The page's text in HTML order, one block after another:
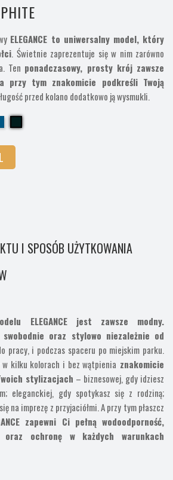
ELEGANCE to uniwersalny model, który
. Świetnie zaprezentuje się w nim zarówno
Ten ponadczasowy, prosty krój zawsze
przy tym znakomicie podkreśli Twoją
przed kolano dodatkowo ją wysmukli.
I SPOSÓB UŻYTKOWANIA
ELEGANCE jest zawsze modny.
oraz stylowo niezależnie od
pracy, i podczas spaceru po miejskim parku.
kilku kolorach i bez wątpienia znakomicie
stylizacjach – biznesowej, gdy idziesz
eleganckiej, gdy spotykasz się z rodziną;
na imprezę z przyjaciółmi. A przy tym płaszcz
zapewni Ci pełną wodoodporność,
oraz ochronę w każdych warunkach